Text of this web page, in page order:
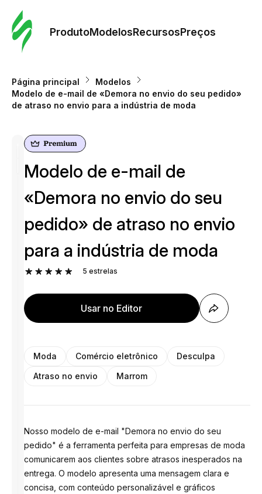
ProdutoModelosRecursosPreços
Página principal
Modelos
Modelo de e-mail de «Demora no envio do seu pedido»
de atraso no envio para a indústria de moda
Modelo de e-mail de
«Demora no envio do seu
pedido» de atraso no envio
para a indústria de moda
5 estrelas
Usar no Editor
Moda Comércio eletrônico
Desculpa
Atraso no envio
Marrom
Nosso modelo de e-mail "Demora no envio do seu
pedido" é a ferramenta perfeita para empresas de moda
comunicarem aos clientes sobre atrasos inesperados na
entrega. O modelo apresenta uma mensagem clara e
concisa, com conteúdo personalizável e gráficos